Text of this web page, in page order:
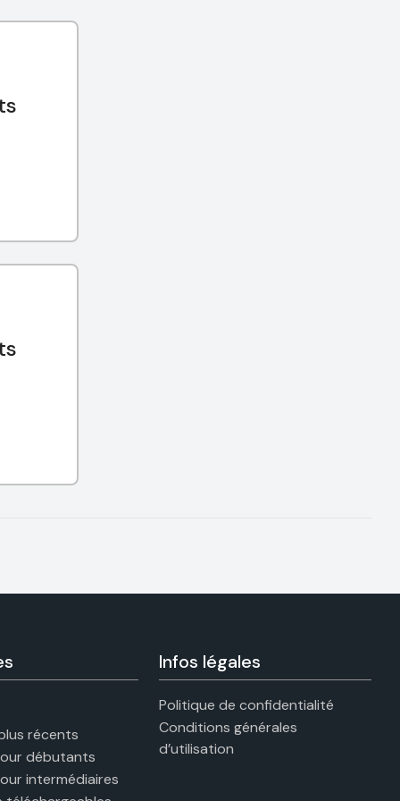
récents
débutants
intermédiaires
Infos légales
Politique de confidentialité
Conditions générales
d’utilisation